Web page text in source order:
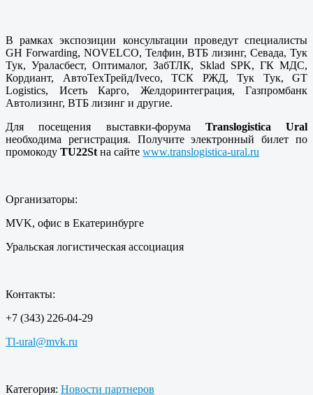
В рамках экспозиции консультации проведут специалисты
GH Forwarding, NOVELCO, Телфин, ВТБ лизинг, Севада, Тук
Тук, Ураласбест, Оптималог, ЗабТЛК, Sklad SPK, ГК МДС,
Кордиант, АвтоТехТрейд/Iveco, ТСК РЖД, Тук Тук, GT
Logistics, Исеть Карго, Желдоринтеграция, Газпромбанк
Автолизинг, ВТБ лизинг и другие.
Для посещения выставки-форума Translogistica
Ural
необходима регистрация. Получите электронный билет по
промокоду TU22St на сайте www.translogistica-ural.ru
Организаторы:
MVK, офис в Екатеринбурге
Уральская логистическая ассоциация
Контакты:
+7 (343) 226-04-29
Tl-ural@mvk.ru
Категория: Новости партнеров